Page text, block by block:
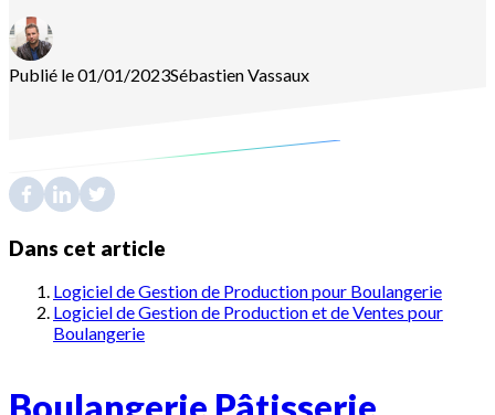
Publié le 01/01/2023SébastienVassaux
Dans cet article
Logiciel de Gestion de Production pour Boulangerie
Logiciel de Gestion de Production et de Ventes pour
Boulangerie